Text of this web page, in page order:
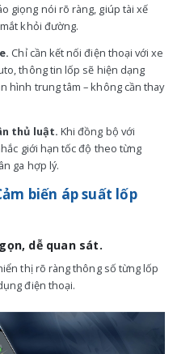
giọng nói rõ ràng, giúp tài xế
khỏi đường.
Chỉ cần kết nối điện thoại với xe
thông tin lốp sẽ hiện dạng
hình trung tâm – không cần thay
thủ luật. Khi đồng bộ với
giới hạn tốc độ theo từng
ga hợp lý.
biến áp suất lốp
dễ quan sát.
thị rõ ràng thông số từng lốp
điện thoại.